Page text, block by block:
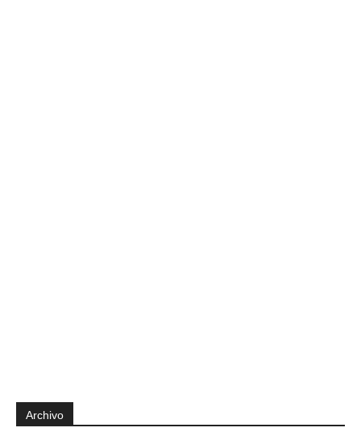
Archivo